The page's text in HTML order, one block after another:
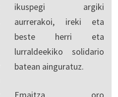
ikuspegi argiki
aurrerakoi, ireki eta
beste herri eta
lurraldeekiko solidario
batean ainguratuz.
Emaitza oro